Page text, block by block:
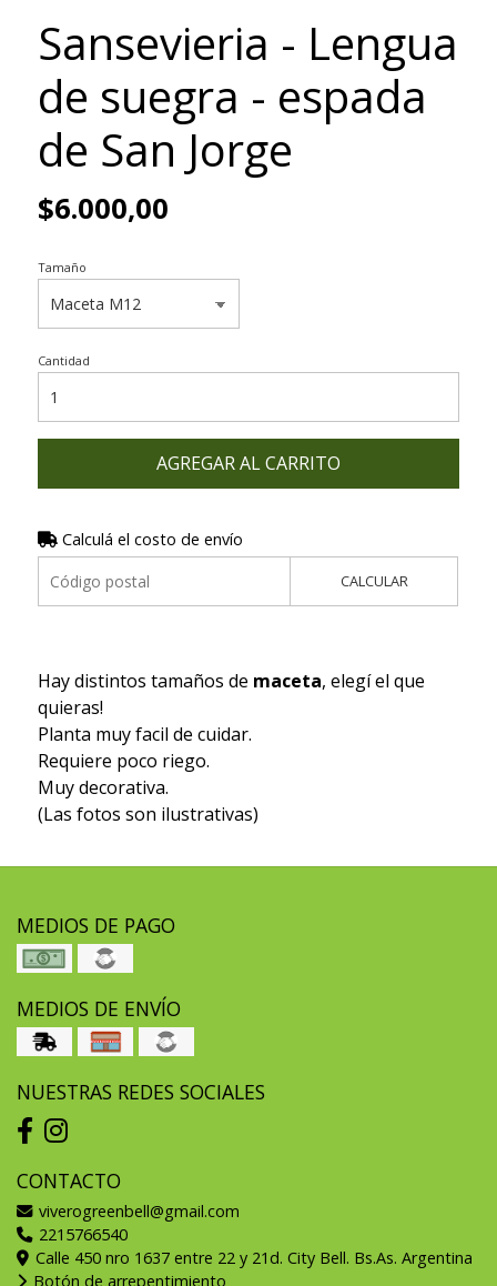
Sansevieria - Lengua
de suegra - espada
de San Jorge
$6.000,00
Tamaño
Cantidad
AGREGAR AL CARRITO
Calculá el costo de envío
CALCULAR
Hay distintos tamaños de maceta, elegí el que
quieras!
Planta muy facil de cuidar.
Requiere poco riego.
Muy decorativa.
(Las fotos son ilustrativas)
MEDIOS DE PAGO
MEDIOS DE ENVÍO
NUESTRAS REDES SOCIALES
CONTACTO
viverogreenbell@gmail.com
2215766540
Calle 450 nro 1637 entre 22 y 21d. City Bell. Bs.As. Argentina
Botón de arrepentimiento